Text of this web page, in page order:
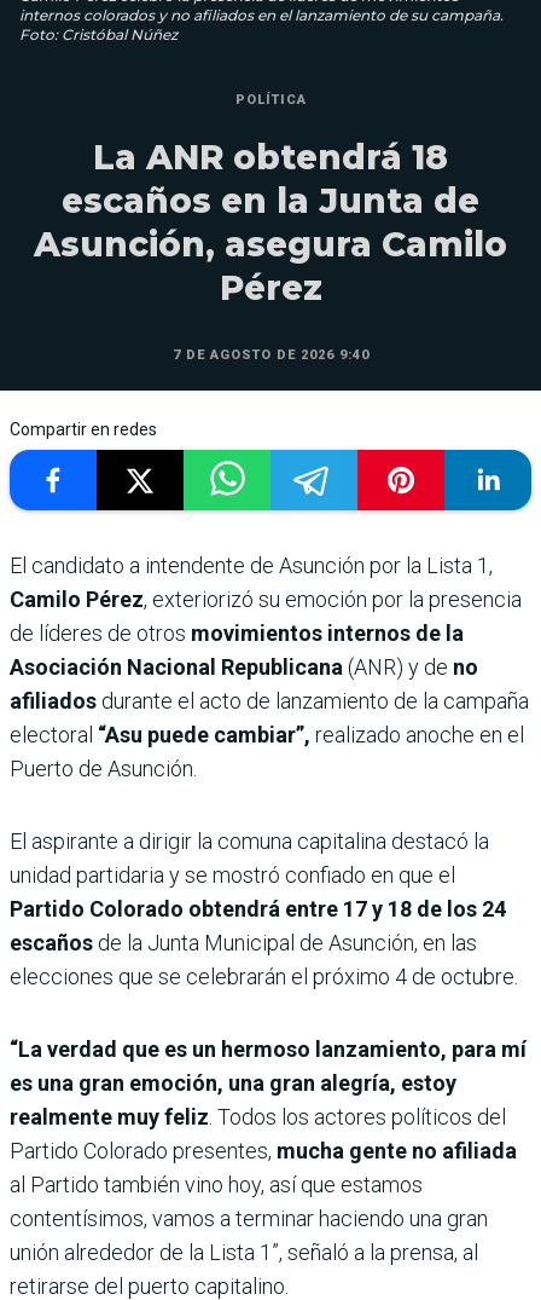
internos colorados y no afiliados en el lanzamiento de su campaña.
Foto: Cristóbal Núñez
POLÍTICA
La ANR obtendrá 18
escaños en la Junta de
Asunción, asegura Camilo
Pérez
7 DE AGOSTO DE 2026 9:40
Compartir en redes
El candidato a intendente de Asunción por la Lista 1,
Camilo Pérez, exteriorizó su emoción por la presencia
de líderes de otros movimientos internos de la
Asociación Nacional Republicana (ANR) y de no
afiliados durante el acto de lanzamiento de la campaña
electoral “Asu puede cambiar”, realizado anoche en el
Puerto de Asunción.
El aspirante a dirigir la comuna capitalina destacó la
unidad partidaria y se mostró confiado en que el
Partido Colorado obtendrá entre 17 y 18 de los 24
escaños de la Junta Municipal de Asunción, en las
elecciones que se celebrarán el próximo 4 de octubre.
“La verdad que es un hermoso lanzamiento, para mí
es una gran emoción, una gran alegría, estoy
realmente muy feliz . Todos los actores políticos del
Partido Colorado presentes, mucha gente no afiliada
al Partido también vino hoy, así que estamos
contentísimos, vamos a terminar haciendo una gran
unión alrededor de la Lista 1”, señaló a la prensa, al
retirarse del puerto capitalino.